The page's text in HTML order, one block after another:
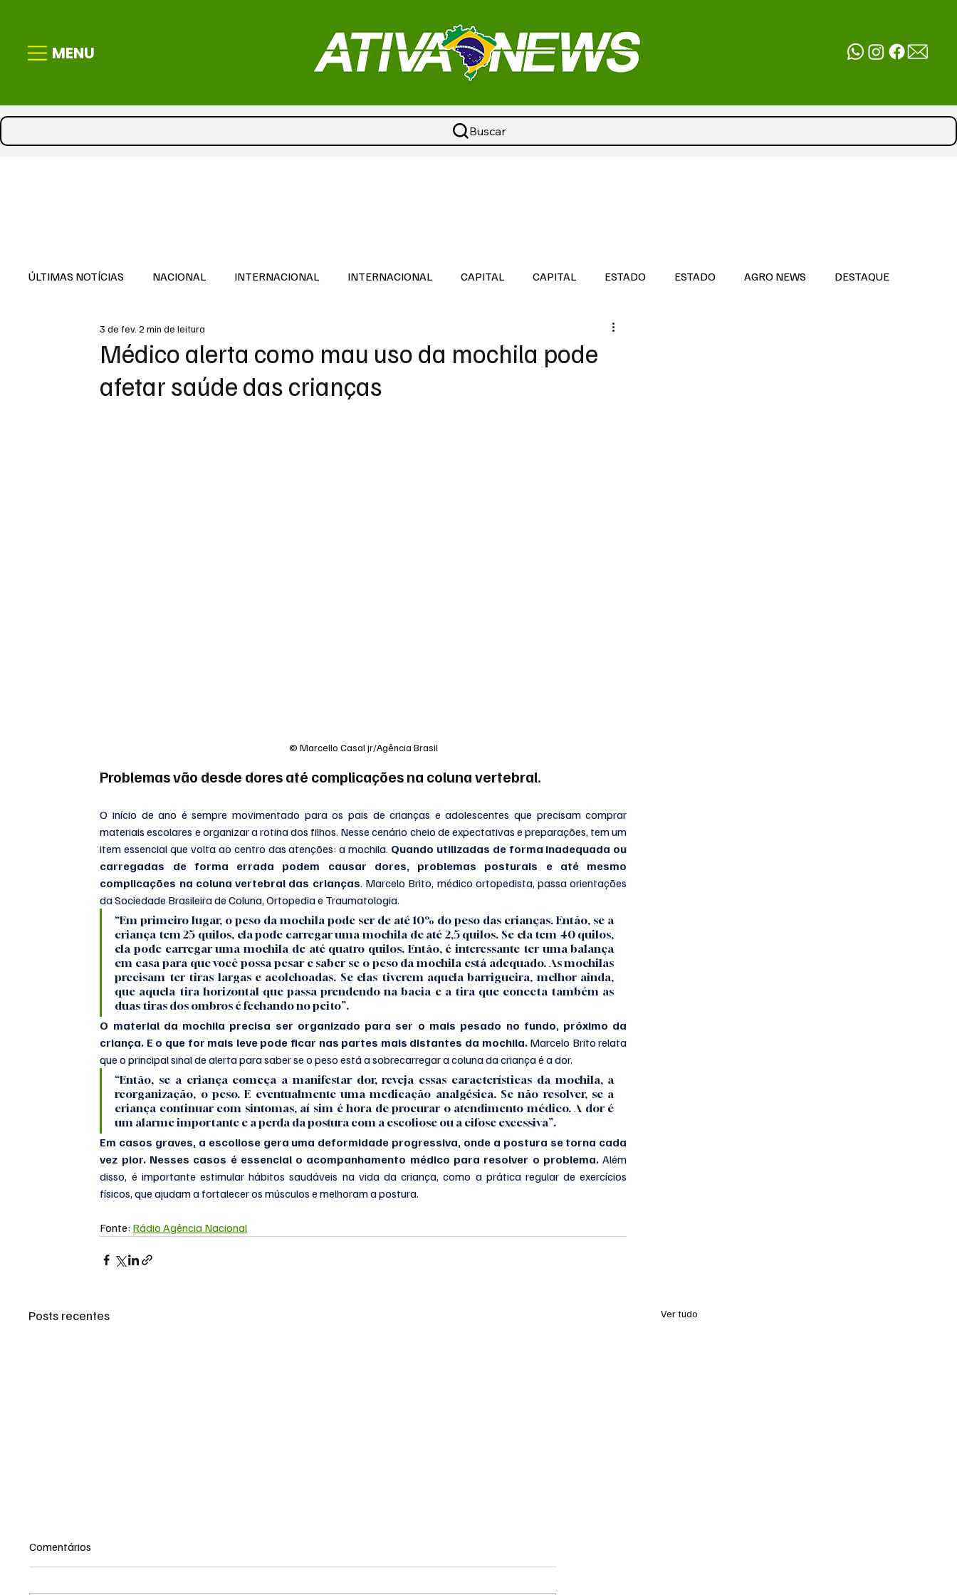
MENU
Buscar
ÚLTIMAS NOTÍCIAS NACIONAL INTERNACIONAL INTERNACIONAL CAPITAL CAPITAL ESTADO ESTADO AGRO NEWS DESTAQUE
DESTAQUE
Médico alerta como mau uso da mochila pode
afetar saúde das crianças
3 de fev.2 min de leitura
© Marcello Casal jr/Agência Brasil
Problemas vão desde dores até complicações na coluna vertebral.
O início de ano é sempre movimentado para os pais de crianças e adolescentes que precisam comprar
materiais escolares e organizar a rotina dos filhos. Nesse cenário cheio de expectativas e preparações, tem um
item essencial que volta ao centro das atenções: a mochila. Quando utilizadas de forma inadequada ou
carregadas de forma errada podem causar dores, problemas posturais e até mesmo
complicações na coluna vertebral das crianças. Marcelo Brito, médico ortopedista, passa orientações
da Sociedade Brasileira de Coluna, Ortopedia e Traumatologia.
“Em primeiro lugar, o peso da mochila pode ser de até 10% do peso das crianças. Então, se a
criança tem 25 quilos, ela pode carregar uma mochila de até 2,5 quilos. Se ela tem 40 quilos,
ela pode carregar uma mochila de até quatro quilos. Então, é interessante ter uma balança
em casa para que você possa pesar e saber se o peso da mochila está adequado. As mochilas
precisam ter tiras largas e acolchoadas. Se elas tiverem aquela barrigueira, melhor ainda,
que aquela tira horizontal que passa prendendo na bacia e a tira que conecta também as
duas tiras dos ombros é fechando no peito”.
O material da mochila precisa ser organizado para ser o mais pesado no fundo, próximo da
criança. E o que for mais leve pode ficar nas partes mais distantes da mochila. Marcelo Brito relata
que o principal sinal de alerta para saber se o peso está a sobrecarregar a coluna da criança é a dor.
“Então, se a criança começa a manifestar dor, reveja essas características da mochila, a
reorganização, o peso. E eventualmente uma medicação analgésica. Se não resolver, se a
criança continuar com sintomas, aí sim é hora de procurar o atendimento médico. A dor é
um alarme importante e a perda da postura com a escoliose ou a cifose excessiva”.
Em casos graves, a escoliose gera uma deformidade progressiva, onde a postura se torna cada
vez pior. Nesses casos é essencial o acompanhamento médico para resolver o problema. Além
disso, é importante estimular hábitos saudáveis na vida da criança, como a prática regular de exercícios
físicos, que ajudam a fortalecer os músculos e melhoram a postura.
Fonte: Rádio Agência Nacional
Posts recentes Ver tudo
Comentários